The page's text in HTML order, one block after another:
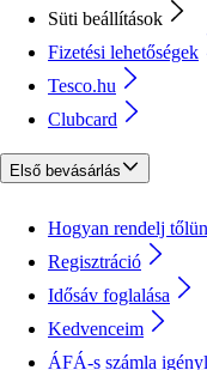
Süti beállítások
Fizetési lehetőségek
Tesco.hu
Clubcard
Első bevásárlás
Hogyan rendelj
Regisztráció
Idősáv foglalása
Kedvenceim
ÁFÁ-s számla